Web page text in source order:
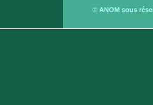
© ANOM sous